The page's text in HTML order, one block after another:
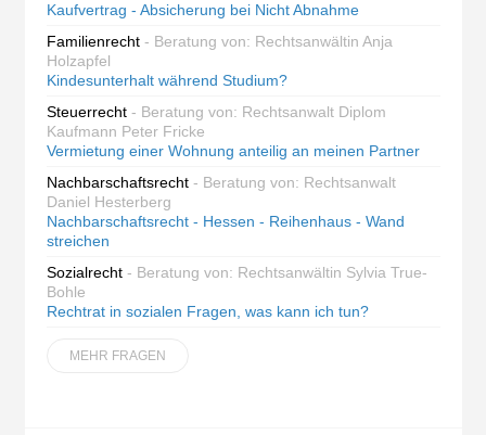
Kaufvertrag - Absicherung bei Nicht Abnahme
Familienrecht - Beratung von: Rechtsanwältin Anja
Holzapfel
Kindesunterhalt während Studium?
Steuerrecht - Beratung von: Rechtsanwalt Diplom
Kaufmann Peter Fricke
Vermietung einer Wohnung anteilig an meinen Partner
Nachbarschaftsrecht - Beratung von: Rechtsanwalt
Daniel Hesterberg
Nachbarschaftsrecht - Hessen - Reihenhaus - Wand
streichen
Sozialrecht - Beratung von: Rechtsanwältin Sylvia True-
Bohle
Rechtrat in sozialen Fragen, was kann ich tun?
MEHR FRAGEN